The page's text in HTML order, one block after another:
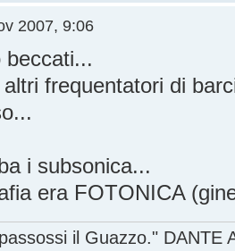
2007, 9:06
beccati...
frequentatori di
i subsonica...
era FOTONICA
il Guazzo." DANTE